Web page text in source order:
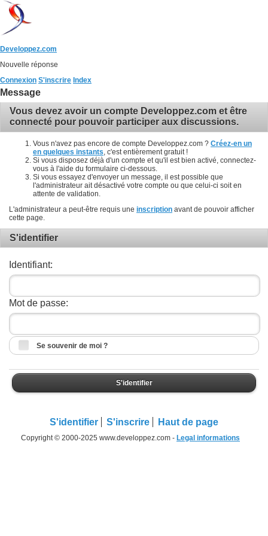
Developpez.com
Nouvelle réponse
Connexion S'inscrire Index
Message
Vous devez avoir un compte Developpez.com et être
connecté pour pouvoir participer aux discussions.
Vous n'avez pas encore de compte Developpez.com ? Créez-en un
en quelques instants , c'est entièrement gratuit !
Si vous disposez déjà d'un compte et qu'il est bien activé, connectez-
vous à l'aide du formulaire ci-dessous.
Si vous essayez d'envoyer un message, il est possible que
l'administrateur ait désactivé votre compte ou que celui-ci soit en
attente de validation.
L'administrateur a peut-être requis une inscription avant de pouvoir afficher
cette page.
S'identifier
Identifiant:
Mot de passe:
Se souvenir de moi ?
S'identifier
S'identifier S'inscrire Haut de page
Copyright © 2000-2025 www.developpez.com - Legal informations